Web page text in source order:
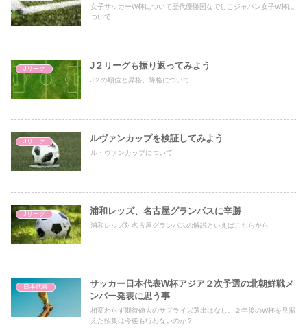
女子サッカーW杯について歴代優勝国なでしこジャパン女子W杯に
ついて
Jリーグ J２リーグも振り返ってみよう
J２の順位と昇格、降格について
Jリーグ ルヴァンカップを検証してみよう
ル・ヴァンカップについて
Jリーグ 浦和レッズ、名古屋グランパスに辛勝
浦和レッズ対名古屋グランパスの解説といえばこちらから
日本代表
サッカー日本代表W杯アジア２次予選の北朝鮮戦メ
ンバー発表に思う事
相変わらず期待値大のサプライズ選出はなし。２年後のW杯を見据
えた招集は今後も行わないのか？